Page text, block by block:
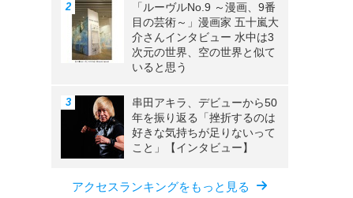
「ルーヴルNo.9 ～漫画、9番
目の芸術～」漫画家 五十嵐大
介さんインタビュー 水中は3
次元の世界、空の世界と似て
いると思う
串田アキラ、デビューから50
年を振り返る「挫折するのは
好きな気持ちが足りないって
こと」【インタビュー】
アクセスランキングをもっと見る